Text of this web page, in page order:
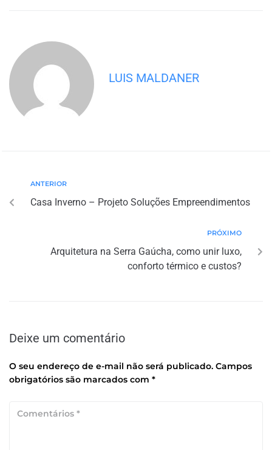
LUIS MALDANER
ANTERIOR
Casa Inverno – Projeto Soluções Empreendimentos
PRÓXIMO
Arquitetura na Serra Gaúcha, como unir luxo,
conforto térmico e custos?
Deixe um comentário
O seu endereço de e-mail não será publicado. Campos
obrigatórios são marcados com *